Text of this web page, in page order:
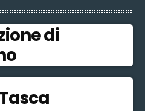
di